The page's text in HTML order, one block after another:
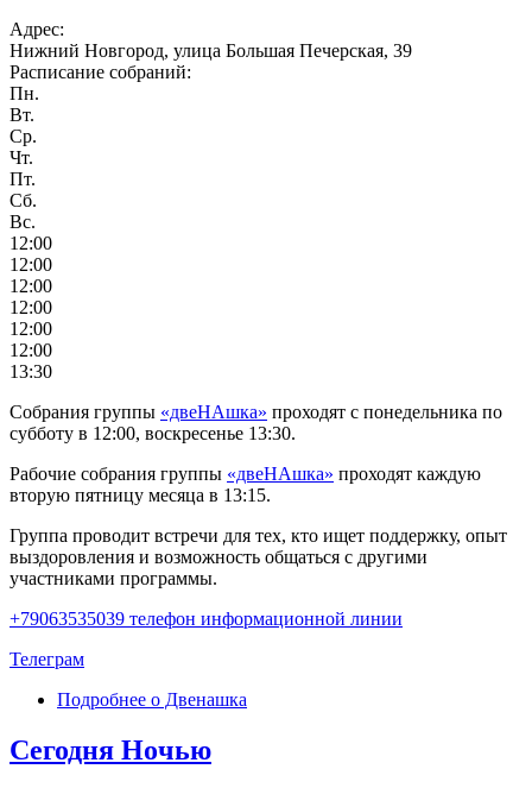
Адрес:
Нижний Новгород, улица Большая Печерская, 39
Расписание собраний:
Пн.
Вт.
Ср.
Чт.
Пт.
Сб.
Вс.
12:00
12:00
12:00
12:00
12:00
12:00
13:30
Собрания группы «двеНАшка» проходят с понедельника по
субботу в 12:00, воскресенье 13:30.
Рабочие собрания группы «двеНАшка» проходят каждую
вторую пятницу месяца в 13:15.
Группа проводит встречи для тех, кто ищет поддержку, опыт
выздоровления и возможность общаться с другими
участниками программы.
+79063535039 телефон информационной линии
Телеграм
Подробнее о Двенашка
Сегодня Нoчью